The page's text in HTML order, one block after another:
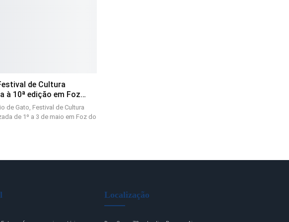
de Cultura
à 10ª edição em Foz…
de Gato, Festival de Cultura
de 1º a 3 de maio em Foz do
Localização